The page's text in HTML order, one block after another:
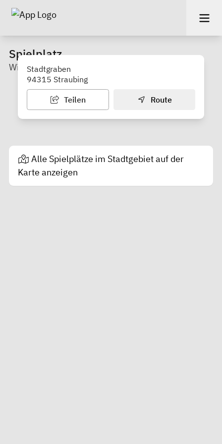
Spielplatz
Wittelsbacher Anlage
Stadtgraben
94315 Straubing
Teilen Route
Alle Spielplätze im Stadtgebiet auf der
Karte anzeigen